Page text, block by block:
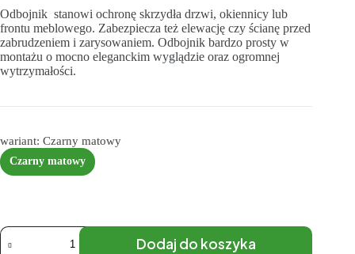
Odbojnik stanowi ochronę skrzydła drzwi, okiennicy lub
frontu meblowego. Zabezpiecza też elewację czy ścianę przed
zabrudzeniem i zarysowaniem. Odbojnik bardzo prosty w
montażu o mocno eleganckim wyglądzie oraz ogromnej
wytrzymałości.
wariant: Czarny matowy
Czarny matowy
Dodaj do koszyka